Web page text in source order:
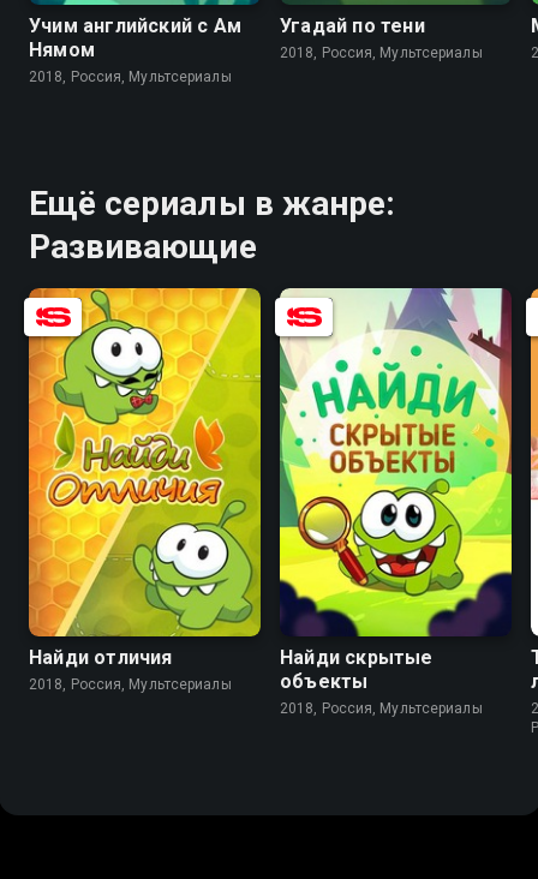
Учим английский с Ам
Нямом
2018, Россия, Мультсериалы
Угадай по тени
2018, Россия, Мультсериалы
Ещё сериалы в жанре:
Развивающие
Найди отличия
2018, Россия, Мультсериалы
Найди скрытые
объекты
2018, Россия, Мультсериалы